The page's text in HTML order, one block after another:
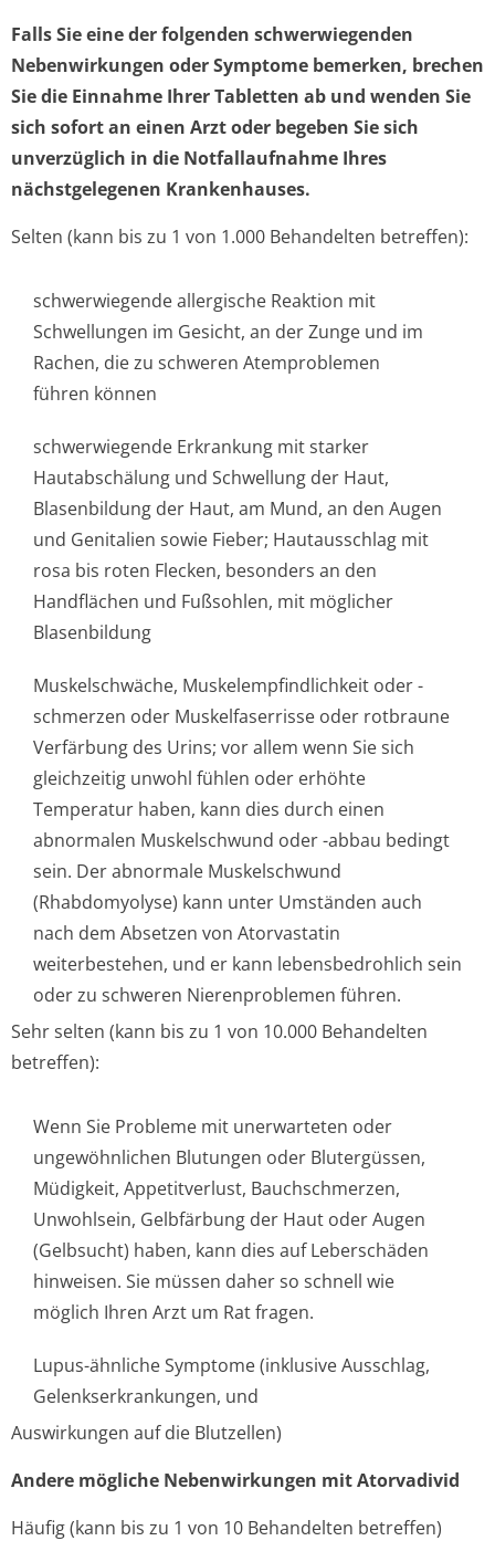
Falls Sie eine der folgenden schwerwiegenden
Nebenwirkungen oder Symptome bemerken, brechen
Sie die Einnahme Ihrer Tabletten ab und wenden Sie
sich sofort an einen Arzt oder begeben Sie sich
unverzüglich in die Notfallaufnahme Ihres
nächstgelegenen Krankenhauses.
Selten (kann bis zu 1 von 1.000 Behandelten betreffen):
schwerwiegende allergische Reaktion mit
Schwellungen im Gesicht, an der Zunge und im
Rachen, die zu schweren Atemproblemen
führen können
schwerwiegende Erkrankung mit starker
Hautabschälung und Schwellung der Haut,
Blasenbildung der Haut, am Mund, an den Augen
und Genitalien sowie Fieber; Hautausschlag mit
rosa bis roten Flecken, besonders an den
Handflächen und Fußsohlen, mit möglicher
Blasenbildung
Muskelschwäche, Muskelempfindlichke­it oder -
schmerzen oder Muskelfaserrisse oder rotbraune
Verfärbung des Urins; vor allem wenn Sie sich
gleichzeitig unwohl fühlen oder erhöhte
Temperatur haben, kann dies durch einen
abnormalen Muskelschwund oder -abbau bedingt
sein. Der abnormale Muskelschwund
(Rhabdomyolyse) kann unter Umständen auch
nach dem Absetzen von Atorvastatin
weiterbestehen, und er kann lebensbedrohlich sein
oder zu schweren Nierenproblemen führen.
Sehr selten (kann bis zu 1 von 10.000 Behandelten
betreffen):
Wenn Sie Probleme mit unerwarteten oder
ungewöhnlichen Blutungen oder Blutergüssen,
Müdigkeit, Appetitverlust, Bauchschmerzen,
Unwohlsein, Gelbfärbung der Haut oder Augen
(Gelbsucht) haben, kann dies auf Leberschäden
hinweisen. Sie müssen daher so schnell wie
möglich Ihren Arzt um Rat fragen.
Lupus-ähnliche Symptome (inklusive Ausschlag,
Gelenkserkran­kungen, und
Auswirkungen auf die Blutzellen)
Andere mögliche Nebenwirkungen mit Atorvadivid
Häufig (kann bis zu 1 von 10 Behandelten betreffen)